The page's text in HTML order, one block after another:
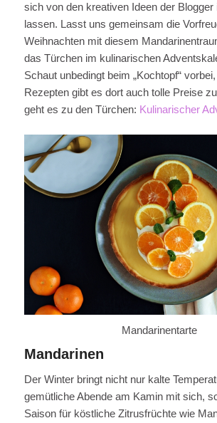
sich von den kreativen Ideen der Blogger
lassen. Lasst uns gemeinsam die
Weihnachten mit diesem
das Türchen im kulinarischen
Schaut unbedingt beim „Kochtopf“
Rezepten gibt es dort auch tolle Preise
geht es zu den Türchen: Kulinarischer
Mandarinentarte
Mandarinen
Der Winter bringt nicht nur kalte
gemütliche Abende am Kamin mit sich,
Saison für köstliche Zitrusfrüchte wie